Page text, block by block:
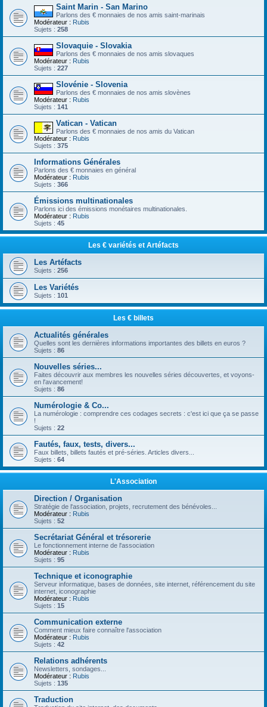
Saint Marin - San Marino
Parlons des € monnaies de nos amis saint-marinais
Modérateur : Rubis
Sujets : 258
Slovaquie - Slovakia
Parlons des € monnaies de nos amis slovaques
Modérateur : Rubis
Sujets : 227
Slovénie - Slovenia
Parlons des € monnaies de nos amis slovènes
Modérateur : Rubis
Sujets : 141
Vatican - Vatican
Parlons des € monnaies de nos amis du Vatican
Modérateur : Rubis
Sujets : 375
Informations Générales
Parlons des € monnaies en général
Modérateur : Rubis
Sujets : 366
Émissions multinationales
Parlons ici des émissions monétaires multinationales.
Modérateur : Rubis
Sujets : 45
Les € variétés et Artéfacts
Les Artéfacts
Sujets : 256
Les Variétés
Sujets : 101
Les € billets
Actualités générales
Quelles sont les dernières informations importantes des billets en euros ?
Sujets : 86
Nouvelles séries...
Faites découvrir aux membres les nouvelles séries découvertes, et voyons-
en l'avancement!
Sujets : 86
Numérologie & Co...
La numérologie : comprendre ces codages secrets : c'est ici que ça se passe
!
Sujets : 22
Fautés, faux, tests, divers...
Faux billets, billets fautés et pré-séries. Articles divers...
Sujets : 64
L'Association
Direction / Organisation
Stratégie de l'association, projets, recrutement des bénévoles...
Modérateur : Rubis
Sujets : 52
Secrétariat Général et trésorerie
Le fonctionnement interne de l'association
Modérateur : Rubis
Sujets : 95
Technique et iconographie
Serveur informatique, bases de données, site internet, référencement du site
internet, iconographie
Modérateur : Rubis
Sujets : 15
Communication externe
Comment mieux faire connaître l'association
Modérateur : Rubis
Sujets : 42
Relations adhérents
Newsletters, sondages...
Modérateur : Rubis
Sujets : 135
Traduction